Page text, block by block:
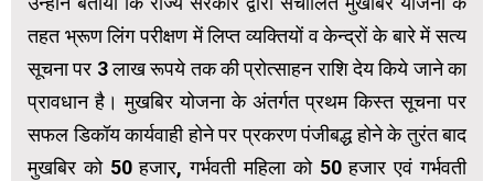
तहत भ्रूण लिंग परीक्षण में लिप्त व्यक्तियों व केन्द्रों के बारे में सत्य
सूचना पर 3 लाख रूपये तक की प्रोत्साहन राशि देय किये जाने का
प्रावधान है। मुखबिर योजना के अंतर्गत प्रथम किस्त सूचना पर
सफल डिकॉय कार्यवाही होने पर प्रकरण पंजीबद्ध होने के तुरंत बाद
मुखबिर को 50 हजार, गर्भवती महिला को 50 हजार एवं गर्भवती